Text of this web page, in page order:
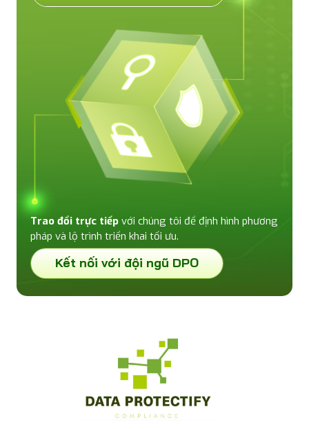
Trao đổi trực tiếp với chúng tôi để định hình phương
pháp và lộ trình triển khai tối ưu.
Kết nối với đội ngũ DPO